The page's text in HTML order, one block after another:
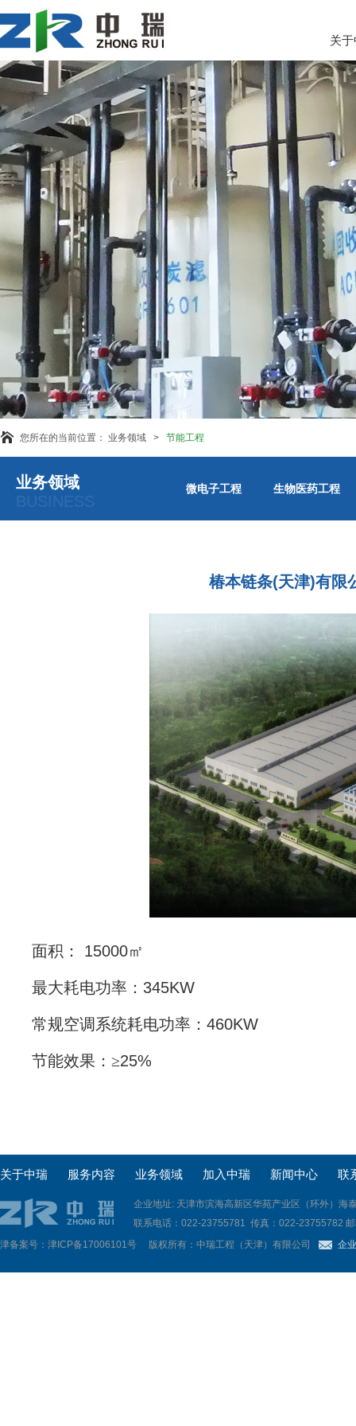
关
联
您所在的当前位置： 业务领域 > 节能工程
业务领域
微电子工程 生物医药工程
椿本链条(天津)有限
面积： 15000㎡
最大耗电功率： 345KW
常规空调系统耗电功率： 460KW
节能效果：≥25%
关于中瑞 服务内容 业务领域 加入中瑞 新闻中心 联
企业地址: 天津市滨海高新区华苑产业区（环外）海
联系电话：022-23755781 传真：022-23755782
津备案号：津ICP备17006101号 版权所有：中瑞工程（天津）有限公司 企